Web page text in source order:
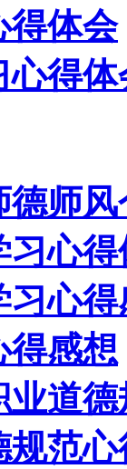
得体会
得
师
习心得
习心得
得感想
业道
规范